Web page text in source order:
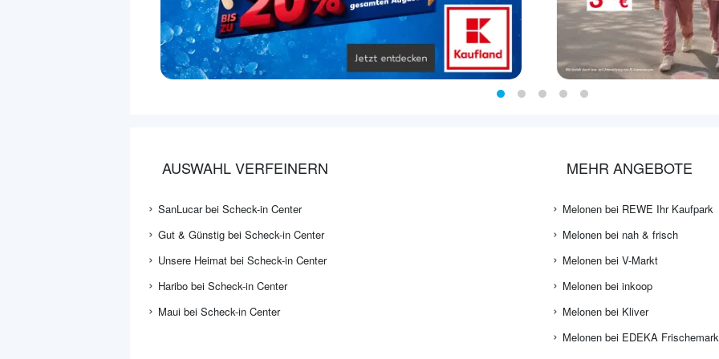
AUSWAHL VERFEINERN
SanLucar bei Scheck-in Center
Gut & Günstig bei Scheck-in Center
Unsere Heimat bei Scheck-in Center
Haribo bei Scheck-in Center
Maui bei Scheck-in Center
MEHR ANGEBOTE
Melonen bei REWE Ihr Kaufpark
Melonen bei nah & frisch
Melonen bei V-Markt
Melonen bei inkoop
Melonen bei Kliver
Melonen bei EDEKA